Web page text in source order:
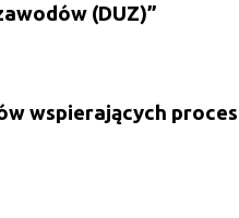
(DUZ)”
wspierających proces